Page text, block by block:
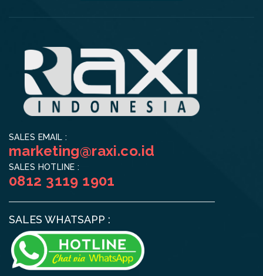
SALES EMAIL :
marketing@raxi.co.id
SALES HOTLINE :
0812 3119 1901
SALES WHATSAPP :